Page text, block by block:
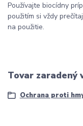
Používajte biocídny
použitím si vždy
na použitie.
Tovar zaradený
Ochrana proti